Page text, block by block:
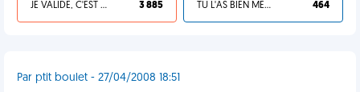
JE VALIDE, C'EST UNE VDM 3 885 TU L'AS BIEN MÉRITÉ 464
Par ptit boulet - 27/04/2008 18:51